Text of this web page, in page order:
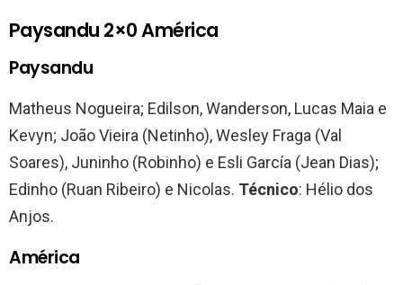
Paysandu 2×0 América
Paysandu
Matheus Nogueira; Edilson, Wanderson, Lucas Maia e
Kevyn; João Vieira (Netinho), Wesley Fraga (Val
Soares), Juninho (Robinho) e Esli García (Jean Dias);
Edinho (Ruan Ribeiro) e Nicolas. Técnico: Hélio dos
Anjos.
América